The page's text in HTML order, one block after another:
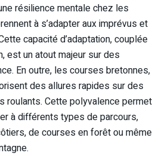
résilience mentale chez les
à s’adapter aux imprévus et
capacité d’adaptation, couplée
est un atout majeur sur des
En outre, les courses bretonnes,
des allures rapides sur des
roulants. Cette polyvalence permet
à différents types de parcours,
de courses en forêt ou même